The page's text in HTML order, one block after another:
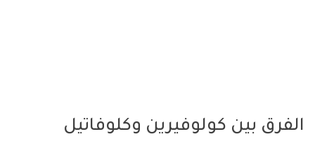
الفرق بين كولوفيرين وكلوفاتيل